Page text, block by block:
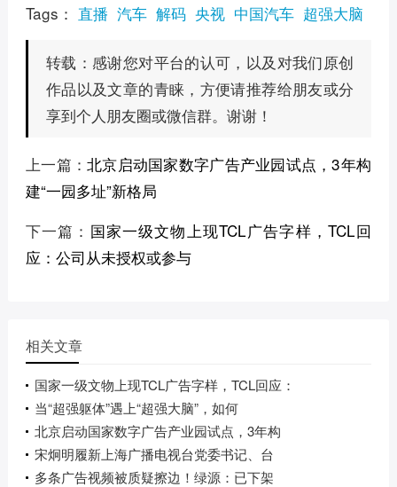
Tags： 直播 汽车 解码 央视 中国汽车 超强大脑
转载： 感谢您对平台的认可，以及对我们原创
作品以及文章的青睐，方便请推荐给朋友或分
享到个人朋友圈或微信群。谢谢！
上一篇：北京启动国家数字广告产业园试点，3年构
建“一园多址”新格局
下一篇： 国家一级文物上现TCL广告字样，TCL回
应：公司从未授权或参与
相关文章
国家一级文物上现TCL广告字样，TCL回应：
当“超强躯体”遇上“超强大脑”，如何
北京启动国家数字广告产业园试点，3年构
宋炯明履新上海广播电视台党委书记、台
多条广告视频被质疑擦边！绿源：已下架